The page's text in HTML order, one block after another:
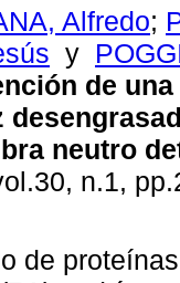
Alfredo;
y
de
neutro
n.1,
de